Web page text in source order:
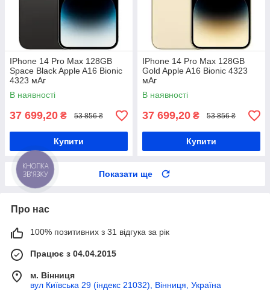
IPhone 14 Pro Max 128GB
Space Black Apple A16 Bionic
4323 мАг
В наявності
37 699,20 ₴ 53 856 ₴
Купити
IPhone 14 Pro Max 128GB
Gold Apple A16 Bionic 4323
мАг
В наявності
37 699,20 ₴ 53 856 ₴
Купити
Показати ще
Про нас
100% позитивних з 31 відгука за рік
Працює з 04.04.2015
м. Вінниця
вул Київська 29 (індекс 21032), Вінниця, Україна
КНОПКА
ЗВ'ЯЗКУ